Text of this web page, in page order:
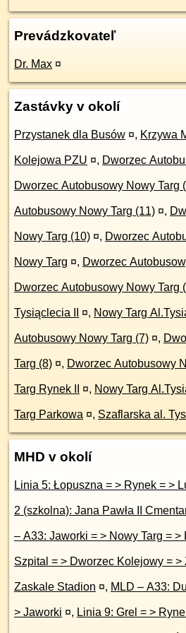
Prevádzkovateľ
Dr. Max ¤
Zastávky v okolí
Przystanek dla Busów ¤, Krzywa
Kolejowa PZU ¤, Dworzec
Dworzec Autobusowy Nowy Targ
Autobusowy Nowy Targ (11) ¤,
Nowy Targ (10) ¤, Dworzec
Nowy Targ ¤, Dworzec
Dworzec Autobusowy Nowy Targ
Tysiąclecia II ¤, Nowy Targ
Autobusowy Nowy Targ (7) ¤,
Targ (8) ¤, Dworzec Autobusowy
Targ Rynek II ¤, Nowy Targ
Targ Parkowa ¤, Szaflarska al.
MHD v okolí
Szpital = > Dworzec Kolejowy = > Zaskale Remiza = >
Zaskale Stadion ¤, MLD – A33: Dursztyn
> Jaworki ¤,